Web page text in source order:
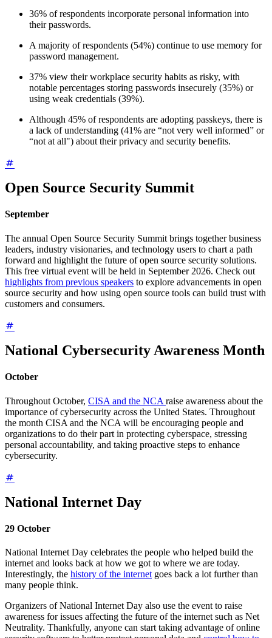
36% of respondents incorporate personal information into
their passwords.
A majority of respondents (54%) continue to use memory for
password management.
37% view their workplace security habits as risky, with
notable percentages storing passwords insecurely (35%) or
using weak credentials (39%).
Although 45% of respondents are adopting passkeys, there is
a lack of understanding (41% are “not very well informed” or
“not at all") about their privacy and security benefits.
Open Source Security Summit
September
The annual Open Source Security Summit brings together business
leaders, industry visionaries, and technology users to chart a path
forward and highlight the future of open source security solutions.
This free virtual event will be held in September 2026. Check out
highlights from previous speakers to explore advancements in open
source security and how using open source tools can build trust with
customers and consumers.
National Cybersecurity Awareness Month
October
Throughout October, CISA and the NCA raise awareness about the
importance of cybersecurity across the United States. Throughout
the month CISA and the NCA will be encouraging people and
organizations to do their part in protecting cyberspace, stressing
personal accountability, and taking proactive steps to enhance
cybersecurity.
National Internet Day
29 October
National Internet Day celebrates the people who helped build the
internet and looks back at how we got to where we are today.
Interestingly, the history of the internet goes back a lot further than
many people think.
Organizers of National Internet Day also use the event to raise
awareness for issues affecting the future of the internet such as Net
Neutrality. Thankfully, anyone can start taking advantage of online